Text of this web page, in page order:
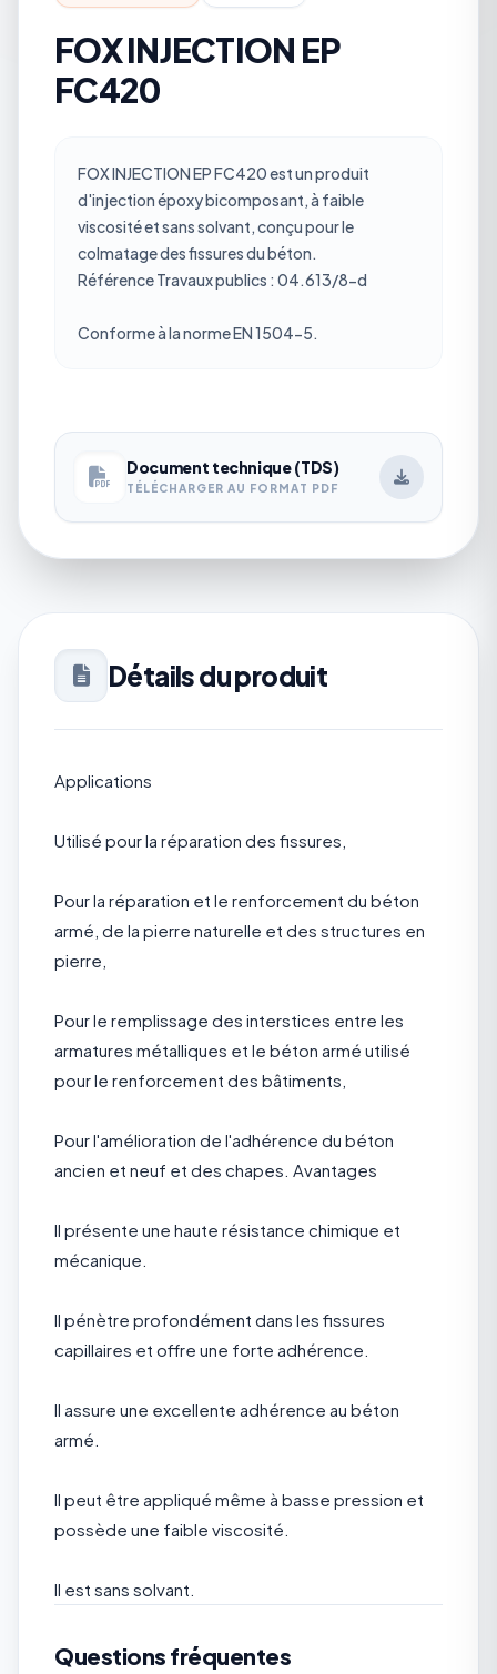
FOX INJECTION EP
FC420
FOX INJECTION EP FC420 est un produit
d'injection époxy bicomposant, à faible
viscosité et sans solvant, conçu pour le
colmatage des fissures du béton.
Référence Travaux publics : 04.613/8-d
Conforme à la norme EN 1504-5.
Document technique (TDS)
TÉLÉCHARGER AU FORMAT PDF
Détails du produit
Applications
Utilisé pour la réparation des fissures,
Pour la réparation et le renforcement du béton
armé, de la pierre naturelle et des structures en
pierre,
Pour le remplissage des interstices entre les
armatures métalliques et le béton armé utilisé
pour le renforcement des bâtiments,
Pour l'amélioration de l'adhérence du béton
ancien et neuf et des chapes. Avantages
Il présente une haute résistance chimique et
mécanique.
Il pénètre profondément dans les fissures
capillaires et offre une forte adhérence.
Il assure une excellente adhérence au béton
armé.
Il peut être appliqué même à basse pression et
possède une faible viscosité.
Il est sans solvant.
Questions fréquentes